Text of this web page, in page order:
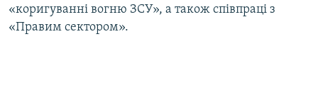
«коригуванні вогню ЗСУ», а також співпраці з
«Правим сектором».